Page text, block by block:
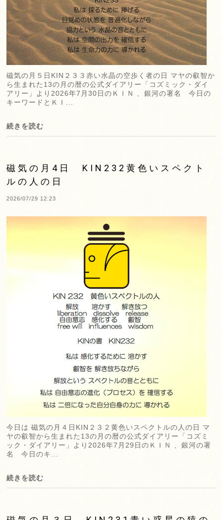
磁気の月５日KIN２３３赤い水晶の空歩く者の日 マヤの叡智か
ら生まれた13の月の暦の公式ダイアリー「コズミック・ダイ
アリー」より2026年7月30日のＫＩＮ 、銀河の署名 今日の
キーワードとＫＩ...
続きを読む
磁気の月4日 KIN232黄色いスペクト
ルの人の日
2026/07/29 12:23
今日は 磁気の月４日KIN２３２黄色いスペクトルの人の日 マ
ヤの叡智から生まれた13の月の暦の公式ダイアリー「コズミ
ック・ダイアリー」より2026年7月29日のＫＩＮ 、銀河の署
名 今日のキ...
続きを読む